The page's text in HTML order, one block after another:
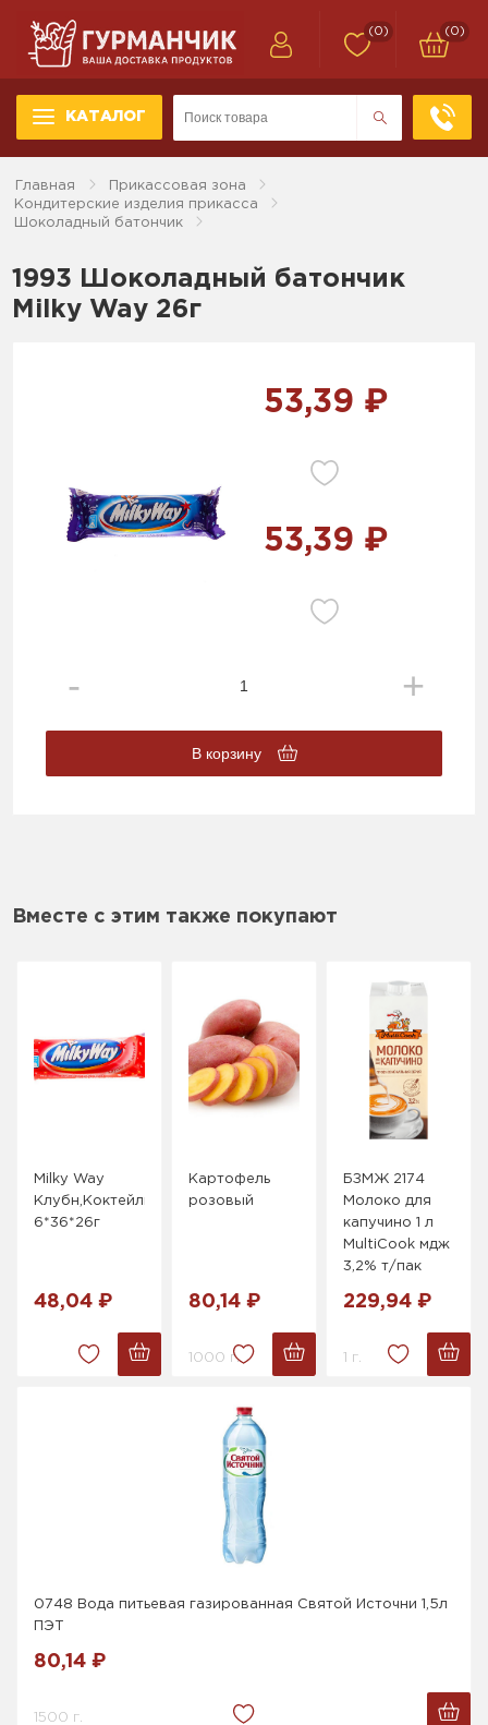
КАТАЛОГ
(0) (0)
Главная
Прикассовая зона
Кондитерские изделия прикасса
Шоколадный батончик
1993 Шоколадный батончик
Milky Way 26г
53,39 ₽
53,39 ₽
В корзину
Вместе с этим также покупают
Milky Way
Клубн,Коктейль
6*36*26г
48,04 ₽
Картофель
розовый
80,14 ₽
1000 г.
БЗМЖ 2174
Молоко для
капучино 1 л
MultiCook мдж
3,2% т/пак
229,94 ₽
1 г.
0748 Вода питьевая газированная Святой Источни 1,5л
ПЭТ
80,14 ₽
1500 г.